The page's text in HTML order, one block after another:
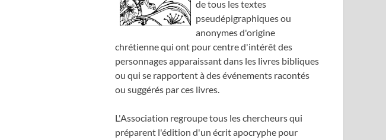
de tous les textes
pseudépigraphiques ou
anonymes d'origine
chrétienne qui ont pour centre d'intérêt des
personnages apparaissant dans les livres bibliques
ou qui se rapportent à des événements racontés
ou suggérés par ces livres.
L'Association regroupe tous les chercheurs qui
préparent l'édition d'un écrit apocryphe pour